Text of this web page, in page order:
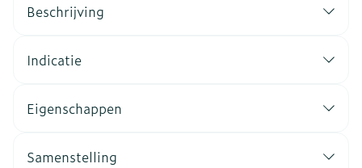
Beschrijving
Indicatie
Eigenschappen
Samenstelling